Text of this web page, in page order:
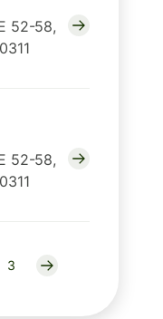
52-58,
52-58,
3